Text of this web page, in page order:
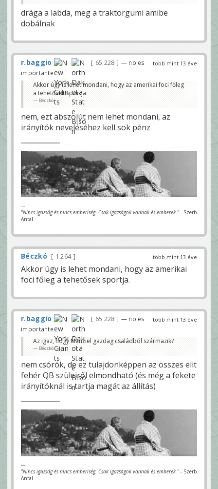
drága a labda, meg a traktorgumi amibe
dobálnak
több mint 13 éve
r.baggio 65 228
— no es
importante
Akkor úgy is lehet mondani, hogy az amerikai foci főleg
a tehetősek sportja.
Béczkó
nem, ezt abszolút nem lehet mondani, az
irányítók neveléséhez kell sok pénz
---
"Nincs igazság és nincs emberiség. Csak igazságok vannak és emberek." - Szerb
Antal
több mint 13 éve
Béczkó 1 264
Akkor úgy is lehet mondani, hogy az amerikai
foci főleg a tehetősek sportja.
több mint 13 éve
r.baggio 65 228
— no es
importante
Az igaz, hogy Manziel gazdag családból származik?
Béczkó
nem csórók, de ez tulajdonképpen az összes elit
fehér QB szüleiről elmondható (és még a fekete
irányítóknál is tartja magát az állítás)
---
"Nincs igazság és nincs emberiség. Csak igazságok vannak és emberek." - Szerb
Antal